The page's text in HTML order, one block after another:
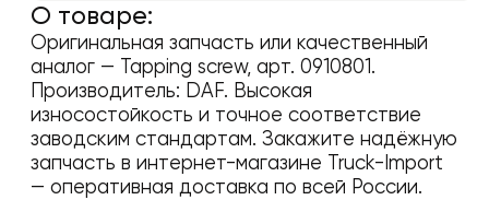
О товаре:
Оригинальная запчасть или качественный
аналог — Tapping screw, арт. 0910801.
Производитель: DAF. Высокая
износостойкость и точное соответствие
заводским стандартам. Закажите надёжную
запчасть в интернет-магазине Truck-Import
— оперативная доставка по всей России.